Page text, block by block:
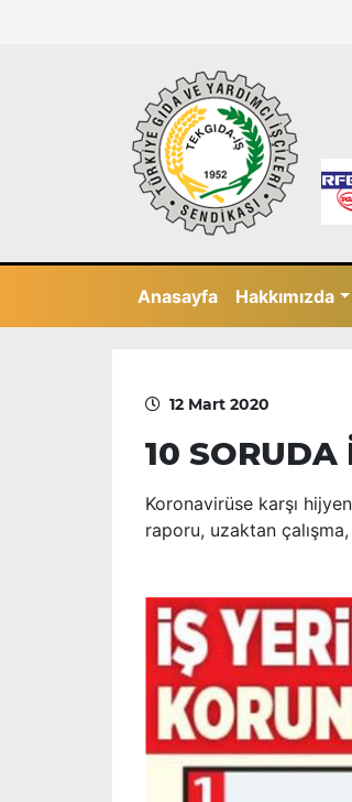
Anasayfa Hakkımızda
12 Mart 2020
10 SORUDA
Koronavirüse karşı
raporu, uzaktan